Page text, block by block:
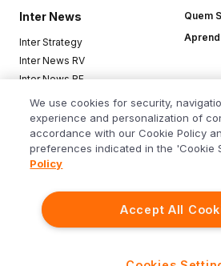
Siga o Inter
Inter News
Inter Strategy
Inter News RV
Inter News RF
Top Funds
Quem
Baixe o app
We use cookies for security,
experience and personalization of
accordance with our Cookie Policy
preferences indicated in the 'Cookie
Policy
Accept All